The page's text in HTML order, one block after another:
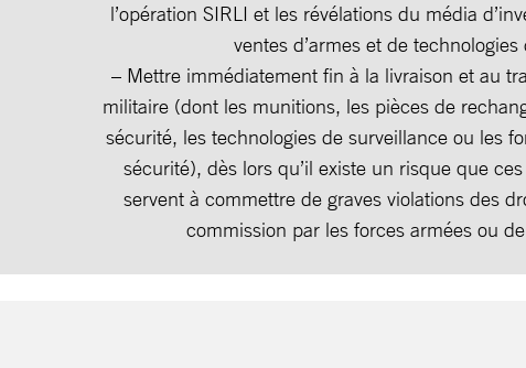
l’opération SIRLI et les révélations du média
ventes d’armes et de
– Mettre immédiatement fin à la livraison et au
militaire (dont les munitions, les pièces de
sécurité, les technologies de surveillance ou les
sécurité), dès lors qu’il existe un risque que
servent à commettre de graves violations des
commission par les forces armées ou